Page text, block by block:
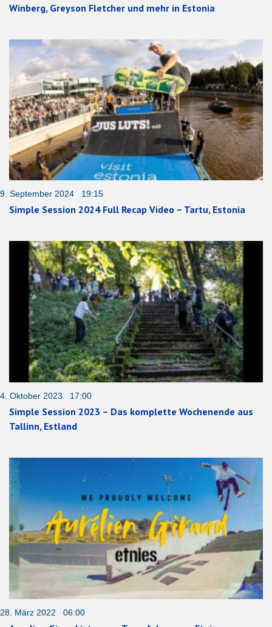
Winberg, Greyson Fletcher und mehr in Estonia
9. September 2024 19:15
Simple Session 2024 Full Recap Video – Tartu, Estonia
4. Oktober 2023 17:00
Simple Session 2023 – Das komplette Wochenende aus
Tallinn, Estland
28. März 2022 06:00